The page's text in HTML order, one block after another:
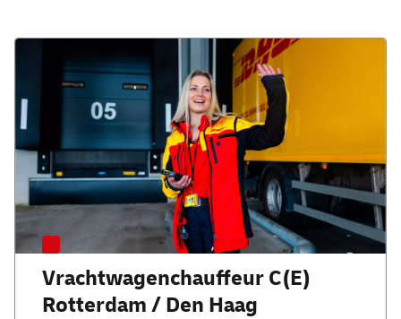
Vrachtwagenchauffeur C(E)
Rotterdam / Den Haag